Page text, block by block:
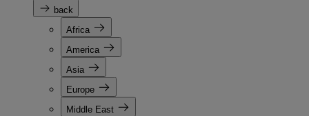
back
Africa
America
Asia
Europe
Middle East